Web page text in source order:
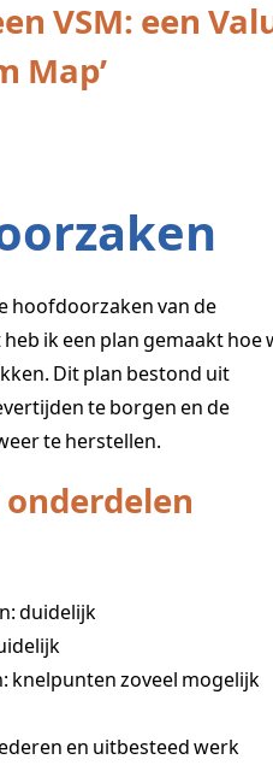
VSM: een
Map’
hoofdoorzaken van de
ik een plan gemaakt hoe
Dit plan bestond uit
te borgen en de
te herstellen.
duidelijk
knelpunten zoveel mogelijk
en uitbesteed werk